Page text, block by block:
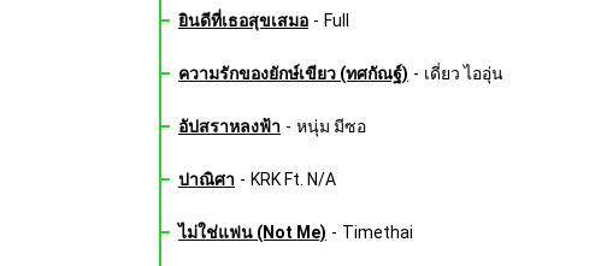
ยินดีที่เธอสุขเสมอ - Full
ความรักของยักษ์เขียว (ทศกัณฐ์) - เดี่ยว ไออุ่น
อัปสราหลงฟ้า - หนุ่ม มีซอ
ปาณิศา - KRK Ft. N/A
ไม่ใช่แฟน (Not Me) - Timethai